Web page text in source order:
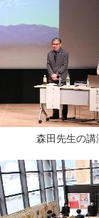
森田先生の講